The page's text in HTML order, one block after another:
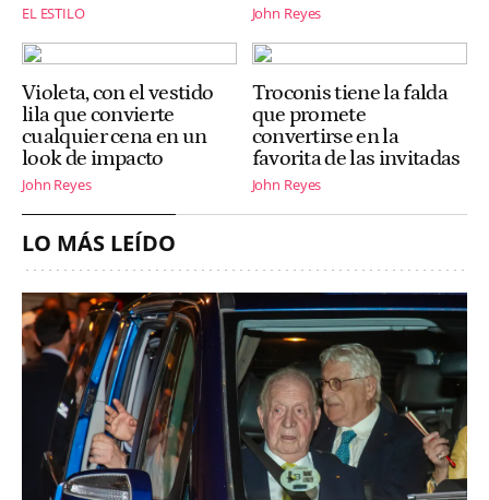
EL ESTILO John Reyes
Violeta, con el vestido
lila que convierte
cualquier cena en un
look de impacto
John Reyes
Troconis tiene la falda
que promete
convertirse en la
favorita de las invitadas
John Reyes
LO MÁS LEÍDO